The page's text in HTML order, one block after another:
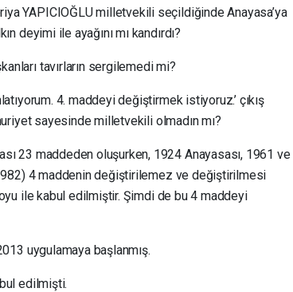
YAPICIOĞLU milletvekili seçildiğinde Anayasa’ya
deyimi ile ayağını mı kandırdı?
tavırların sergilemedi mi?
4. maddeyi değiştirmek istiyoruz.’ çıkış
sayesinde milletvekili olmadın mı?
23 maddeden oluşurken, 1924 Anayasası, 1961 ve
4 maddenin değiştirilemez ve değiştirilmesi
ile kabul edilmiştir. Şimdi de bu 4 maddeyi
uygulamaya başlanmış.
edilmişti.